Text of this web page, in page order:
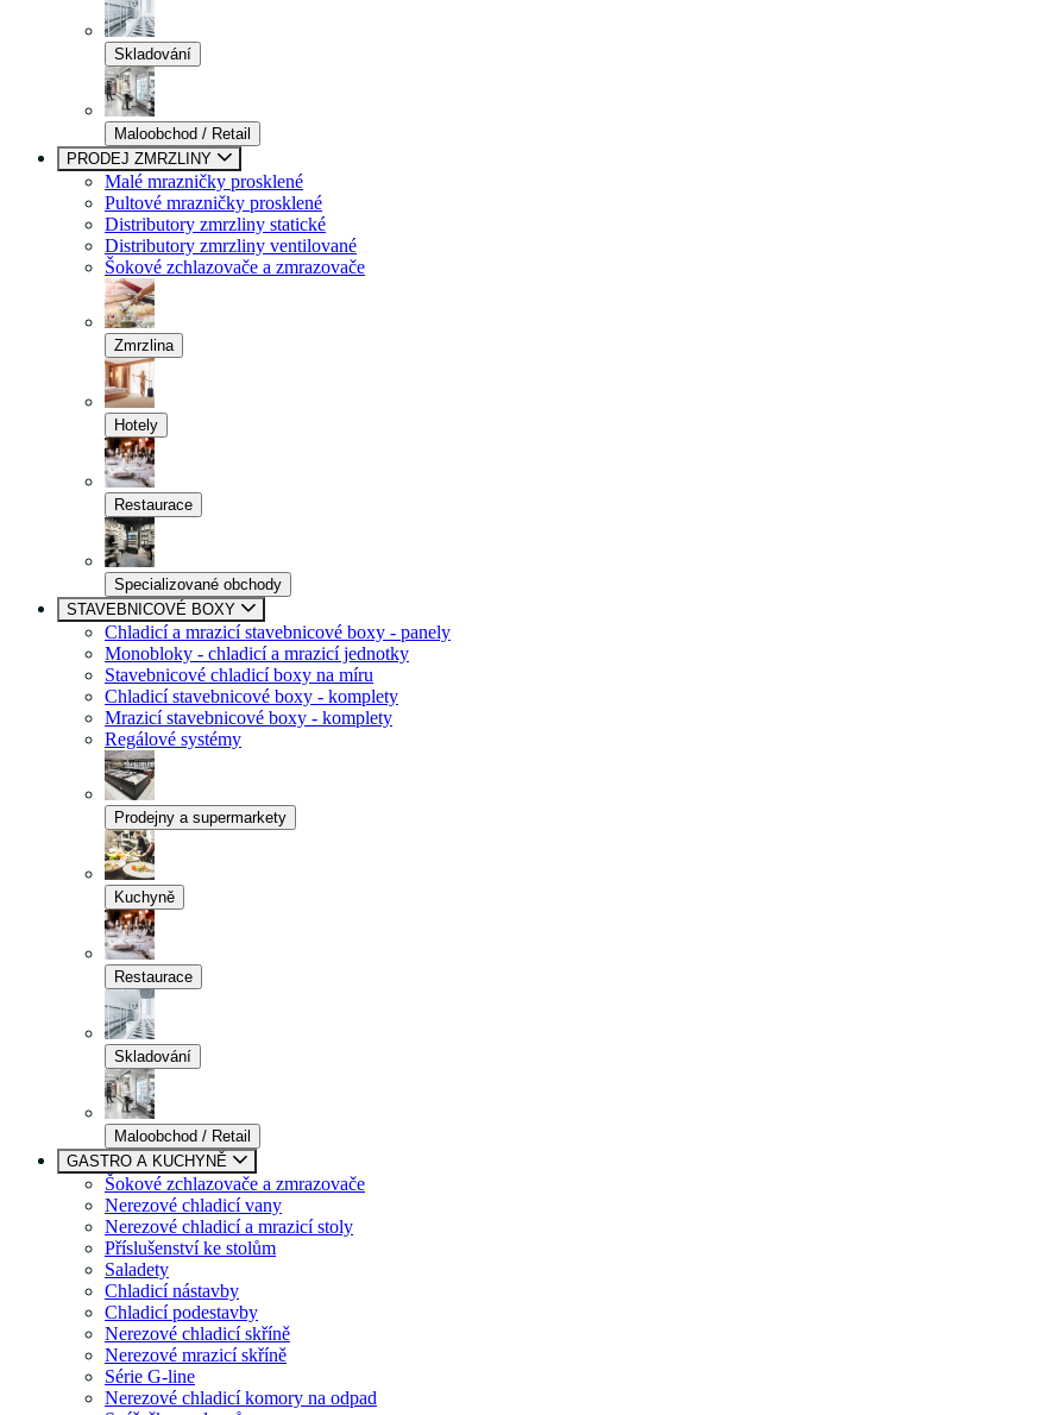
Skladování
Maloobchod / Retail
PRODEJ ZMRZLINY
Malé mrazničky prosklené
Pultové mrazničky prosklené
Distributory zmrzliny statické
Distributory zmrzliny ventilované
Šokové zchlazovače a zmrazovače
Zmrzlina
Hotely
Restaurace
Specializované obchody
STAVEBNICOVÉ BOXY
Chladicí a mrazicí stavebnicové boxy - panely
Monobloky - chladicí a mrazicí jednotky
Stavebnicové chladicí boxy na míru
Chladicí stavebnicové boxy - komplety
Mrazicí stavebnicové boxy - komplety
Regálové systémy
Prodejny a supermarkety
Kuchyně
Restaurace
Skladování
Maloobchod / Retail
GASTRO A KUCHYNĚ
Šokové zchlazovače a zmrazovače
Nerezové chladicí vany
Nerezové chladicí a mrazicí stoly
Příslušenství ke stolům
Saladety
Chladicí nástavby
Chladicí podestavby
Nerezové chladicí skříně
Nerezové mrazicí skříně
Série G-line
Nerezové chladicí komory na odpad